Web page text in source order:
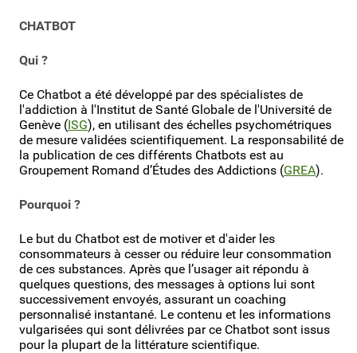
CHATBOT
Qui ?
Ce Chatbot a été développé par des spécialistes de
l'addiction à l'Institut de Santé Globale de l'Université de
Genève (ISG), en utilisant des échelles psychométriques
de mesure validées scientifiquement. La responsabilité de
la publication de ces différents Chatbots est au
Groupement Romand d’Études des Addictions (GREA).
Pourquoi ?
Le but du Chatbot est de motiver et d'aider les
consommateurs à cesser ou réduire leur consommation
de ces substances. Après que l’usager ait répondu à
quelques questions, des messages à options lui sont
successivement envoyés, assurant un coaching
personnalisé instantané. Le contenu et les informations
vulgarisées qui sont délivrées par ce Chatbot sont issus
pour la plupart de la littérature scientifique.